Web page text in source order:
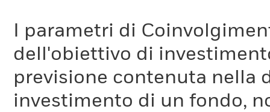
I parametri di
dell'obiettivo di
previsione contenuta nella
investimento di un fondo,